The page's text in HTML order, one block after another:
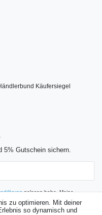
5% Gutschein sichern.
gelesen habe. Meine
zu optimieren. Mit deiner
so dynamisch und